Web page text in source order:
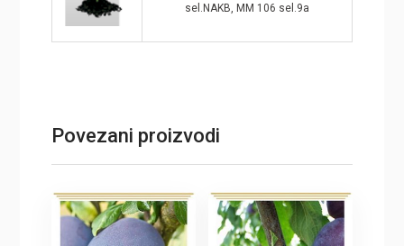
sel.NAKB, MM 106 sel.9a
Povezani proizvodi